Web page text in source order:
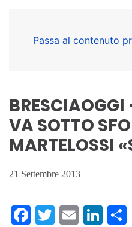
Passa al contenuto
BRESCIAOGGI
VA SOTTO
MARTELOSSI
21 Settembre 2013
Facebook
Twitter
Email